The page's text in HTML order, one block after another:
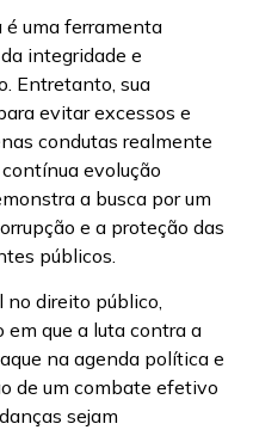
uma ferramenta
integridade e
Entretanto, sua
evitar excessos e
condutas realmente
evolução
a busca por um
e a proteção das
públicos.
no direito público,
que a luta contra a
na agenda política e
de um combate efetivo
sejam